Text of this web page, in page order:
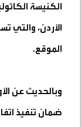
الكنيسة
الأردن، والتي
الموقع.
وبالحديث عن
ضمان تنفيذ